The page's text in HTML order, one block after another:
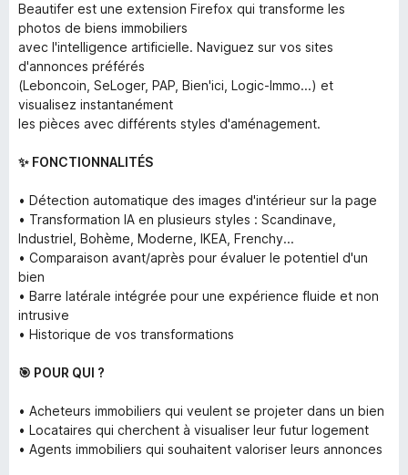
Beautifer est une extension Firefox qui transforme les
photos de biens immobiliers
avec l'intelligence artificielle. Naviguez sur vos sites
d'annonces préférés
(Leboncoin, SeLoger, PAP, Bien'ici, Logic-Immo...) et
visualisez instantanément
les pièces avec différents styles d'aménagement.
✨ FONCTIONNALITÉS
• Détection automatique des images d'intérieur sur la page
• Transformation IA en plusieurs styles : Scandinave,
Industriel, Bohème, Moderne, IKEA, Frenchy...
• Comparaison avant/après pour évaluer le potentiel d'un
bien
• Barre latérale intégrée pour une expérience fluide et non
intrusive
• Historique de vos transformations
🎯 POUR QUI ?
• Acheteurs immobiliers qui veulent se projeter dans un bien
• Locataires qui cherchent à visualiser leur futur logement
• Agents immobiliers qui souhaitent valoriser leurs annonces